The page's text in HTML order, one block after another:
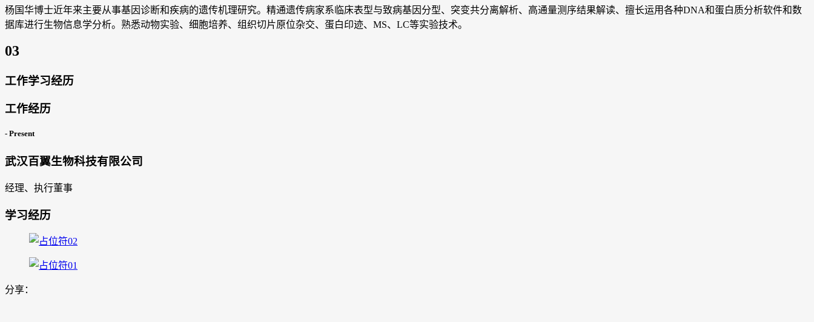
杨国华博士近年来主要从事基因诊断和疾病的遗传机理研究。精通遗传病家系临床表型与致病基因分型、突变共分离解析、高通量测序结果解读、擅长运用各种DNA和蛋白质分析软件和数
据库进行生物信息学分析。熟悉动物实验、细胞培养、组织切片原位杂交、蛋白印迹、MS、LC等实验技术。
03
工作学习经历
工作经历
- Present
武汉百翼生物科技有限公司
经理、执行董事
学习经历
分享：